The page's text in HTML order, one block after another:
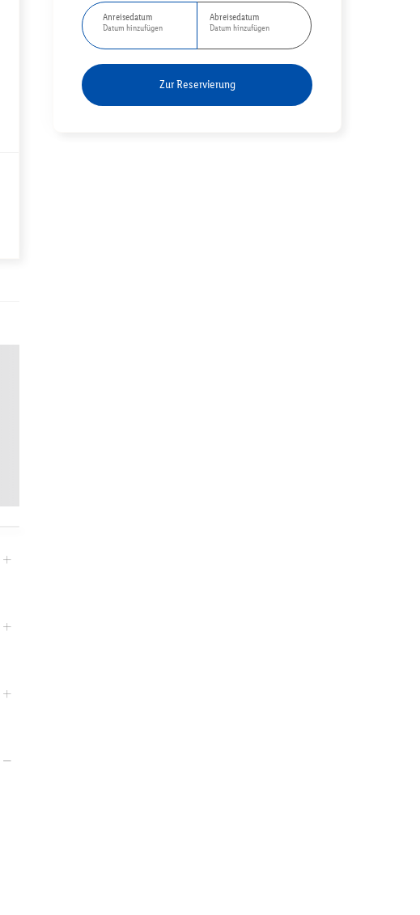
Anreisedatum
Datum hinzufügen
Abreisedatum
Datum hinzufügen
Zur Reservierung